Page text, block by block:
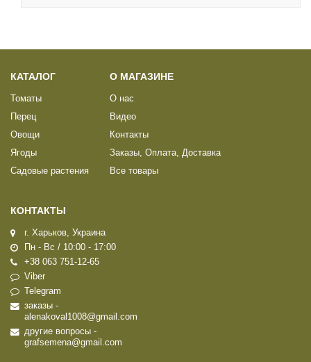
КАТАЛОГ
Томаты
Перец
Овощи
Ягоды
Садовые растения
О МАГАЗИНЕ
О нас
Видео
Контакты
Заказы, Оплата, Доставка
Все товары
КОНТАКТЫ
г. Харьков, Украина
Пн - Вс / 10:00 - 17:00
+38 063 751-12-65
Viber
Telegram
заказы -
alenakoval1008@gmail.com
другие вопросы -
grafsemena@gmail.com